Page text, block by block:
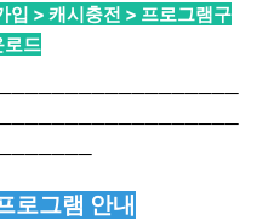
입 > 캐시충전 > 프로그램구
로드
로그램 안내